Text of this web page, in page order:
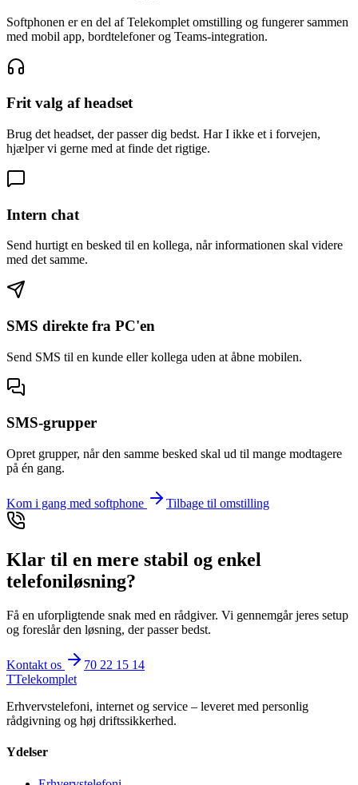
Softphonen er en del af Telekomplet omstilling og fungerer sammen
med mobil app, bordtelefoner og Teams-integration.
Frit valg af headset
Brug det headset, der passer dig bedst. Har I ikke et i forvejen,
hjælper vi gerne med at finde det rigtige.
Intern chat
Send hurtigt en besked til en kollega, når informationen skal videre
med det samme.
SMS direkte fra PC'en
Send SMS til en kunde eller kollega uden at åbne mobilen.
SMS-grupper
Opret grupper, når den samme besked skal ud til mange modtagere
på én gang.
Kom i gang med softphone Tilbage til omstilling
Klar til en mere stabil og enkel
telefoniløsning?
Få en uforpligtende snak med en rådgiver. Vi gennemgår jeres setup
og foreslår den løsning, der passer bedst.
Kontakt os
70 22 15 14
TTelekomplet
Erhvervstelefoni, internet og service – leveret med personlig
rådgivning og høj driftssikkerhed.
Ydelser